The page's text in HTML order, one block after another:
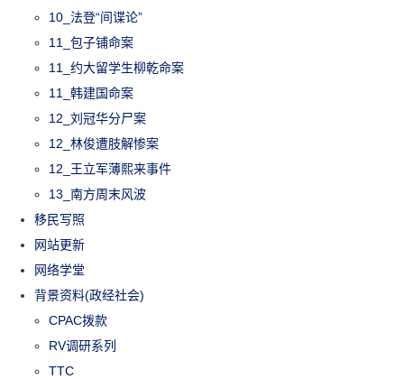
10_法登“间谍论”
11_包子铺命案
11_约大留学生柳乾命案
11_韩建国命案
12_刘冠华分尸案
12_林俊遭肢解惨案
12_王立军薄熙来事件
13_南方周末风波
移民写照
网站更新
网络学堂
背景资料(政经社会)
CPAC拨款
RV调研系列
TTC